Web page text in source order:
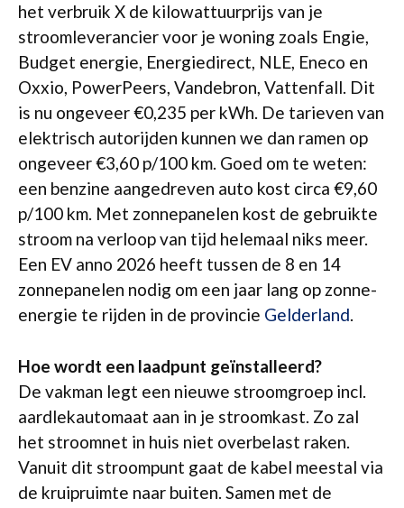
het verbruik X de kilowattuurprijs van je
stroomleverancier voor je woning zoals Engie,
Budget energie, Energiedirect, NLE, Eneco en
Oxxio, PowerPeers, Vandebron, Vattenfall. Dit
is nu ongeveer €0,235 per kWh. De tarieven van
elektrisch autorijden kunnen we dan ramen op
ongeveer €3,60 p/100 km. Goed om te weten:
een benzine aangedreven auto kost circa €9,60
p/100 km. Met zonnepanelen kost de gebruikte
stroom na verloop van tijd helemaal niks meer.
Een EV anno 2026 heeft tussen de 8 en 14
zonnepanelen nodig om een jaar lang op zonne-
energie te rijden in de provincie Gelderland.
Hoe wordt een laadpunt geïnstalleerd?
De vakman legt een nieuwe stroomgroep incl.
aardlekautomaat aan in je stroomkast. Zo zal
het stroomnet in huis niet overbelast raken.
Vanuit dit stroompunt gaat de kabel meestal via
de kruipruimte naar buiten. Samen met de